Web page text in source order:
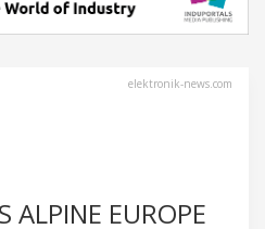
elektronik-news.com
ALPINE EUROPE